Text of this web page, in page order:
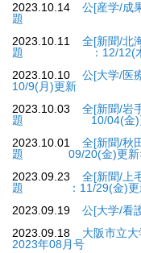
2023.10.14
公[産学/成
題 ／10/
2023.10.11
全[新聞/北
題 ：12/12(木)
2023.10.10
公[大学/医
10/9(月)更新
2023.10.03
全[新聞/岩
題 10/04(金)
2023.10.01
全[新聞/秋
題 09/20(金)更新
2023.09.23
全[新聞/上
題 ：11/29(金)更
2023.09.19
公[大学/看
2023.09.18
大阪市立
2023年08月号